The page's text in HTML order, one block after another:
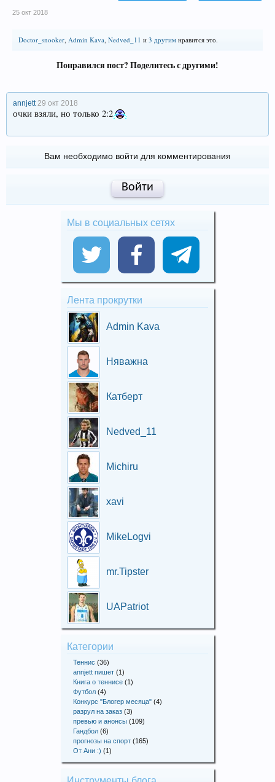
25 окт 2018
Doctor_snooker, Admin Kava, Nedved_11 и 3 другим нравится это.
Понравился пост? Поделитесь с другими!
annjett 29 окт 2018
очки взяли, но только 2:2
Вам необходимо войти для комментирования
Войти
Мы в социальных сетях
Лента прокрутки
Admin Kava
Няважна
Катберт
Nedved_11
Michiru
xavi
MikeLogvi
mr.Tipster
UAPatriot
Категории
Теннис (36)
annjett пишет (1)
Книга о теннисе (1)
Футбол (4)
Конкурс "Блогер месяца" (4)
разрул на заказ (3)
превью и анонсы (109)
Гандбол (6)
прогнозы на спорт (165)
От Ани :) (1)